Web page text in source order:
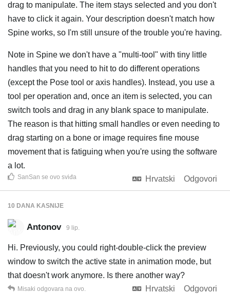
drag to manipulate. The item stays selected and you don't
have to click it again. Your description doesn't match how
Spine works, so I'm still unsure of the trouble you're having.
Note in Spine we don't have a "multi-tool" with tiny little
handles that you need to hit to do different operations
(except the Pose tool or axis handles). Instead, you use a
tool per operation and, once an item is selected, you can
switch tools and drag in any blank space to manipulate.
The reason is that hitting small handles or even needing to
drag starting on a bone or image requires fine mouse
movement that is fatiguing when you're using the software
a lot.
Hrvatski
Odgovori
SanSan se ovo sviđa
10 DANA KASNIJE
Antonov 9 lip.
Hi. Previously, you could right-double-click the preview
window to switch the active state in animation mode, but
that doesn't work anymore. Is there another way?
Hrvatski
Odgovori
Misaki odgovara na ovo.